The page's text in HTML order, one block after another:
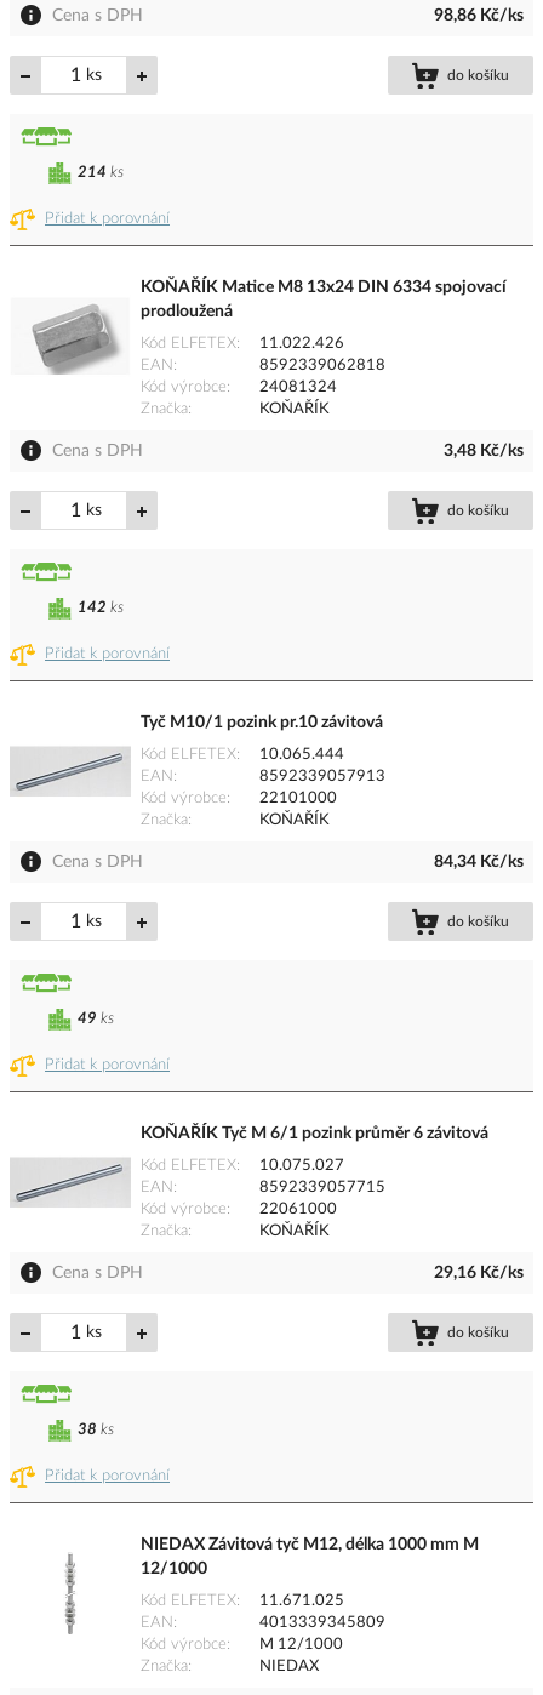
Cena s DPH 98,86 Kč/ks
ks do košíku
Přidat k porovnání
214 ks
KOŇAŘÍK Matice M8 13x24 DIN 6334 spojovací
prodloužená
Kód ELFETEX
11.022.426
EAN
8592339062818
Kód výrobce
24081324
Značka
KOŇAŘÍK
Cena s DPH 3,48 Kč/ks
ks do košíku
Přidat k porovnání
142 ks
Tyč M10/1 pozink pr.10 závitová
Kód ELFETEX
10.065.444
EAN
8592339057913
Kód výrobce
22101000
Značka
KOŇAŘÍK
Cena s DPH 84,34 Kč/ks
ks do košíku
Přidat k porovnání
49 ks
KOŇAŘÍK Tyč M 6/1 pozink průměr 6 závitová
Kód ELFETEX
10.075.027
EAN
8592339057715
Kód výrobce
22061000
Značka
KOŇAŘÍK
Cena s DPH 29,16 Kč/ks
ks do košíku
Přidat k porovnání
38 ks
NIEDAX Závitová tyč M12, délka 1000 mm M
12/1000
Kód ELFETEX
11.671.025
EAN
4013339345809
Kód výrobce
M 12/1000
Značka
NIEDAX